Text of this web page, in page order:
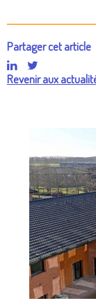
Partager cet article
Revenir aux